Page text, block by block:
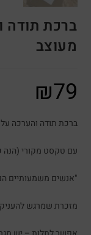
ברכת תודה
מעוצב
₪79
ברכת תודה והערכה
עם טקסט מקורי (הנה
"אנשים משמעותיים
מזכרת שמרגש